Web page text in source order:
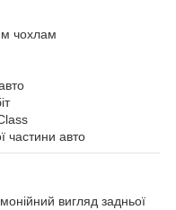
чохлам
частини авто
вигляд задньої